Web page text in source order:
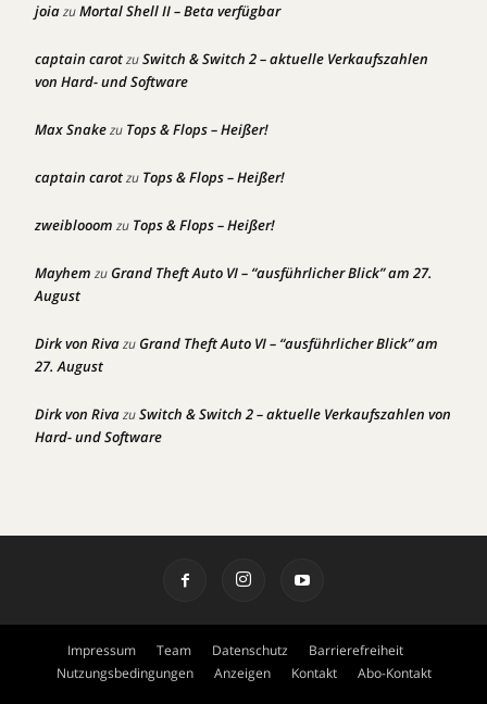
joiazuMortal Shell II – Beta verfügbar
captain carotzuSwitch & Switch 2 – aktuelle Verkaufszahlen
von Hard- und Software
Max Snakezu Tops & Flops – Heißer!
captain carotzu Tops & Flops – Heißer!
zweiblooom zu Tops & Flops – Heißer!
Mayhem zuGrand Theft Auto VI – “ausführlicher Blick” am 27.
August
Dirk von RivazuGrand Theft Auto VI – “ausführlicher Blick” am
27. August
Dirk von RivazuSwitch & Switch 2 – aktuelle Verkaufszahlen von
Hard- und Software
Impressum Team Datenschutz
Barrierefreiheit
Nutzungsbedingungen
Anzeigen Kontakt Abo-Kontakt